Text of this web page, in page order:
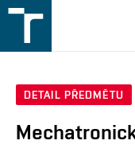
v
DETAIL PŘEDMĚTU